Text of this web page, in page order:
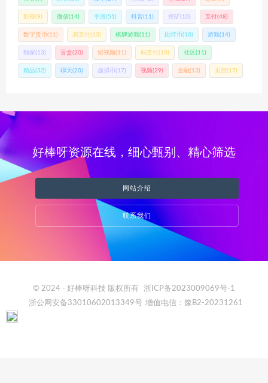
影视(9) 微信(14) 手游(51) 抖音(11) 挖矿(10) 支付(48)
数字货币(11) 易支付(13) 棋牌游戏(11) 比特币(10) 游戏(14)
独家(13) 盲盒(20) 短视频(11) 码支付(10) 社区(11)
精品(32) 聊天(20) 虚拟币(17) 视频(29) 金融(13) 页游(17)
好棒呀资源在线，细心甄别、精心筛选
网站介绍
联系我们
© 2024 - 好棒呀科技 版权所有
浙ICP备2023009069号-1
浙公网安备33010602013349号 增值电信：豫B2-20231261